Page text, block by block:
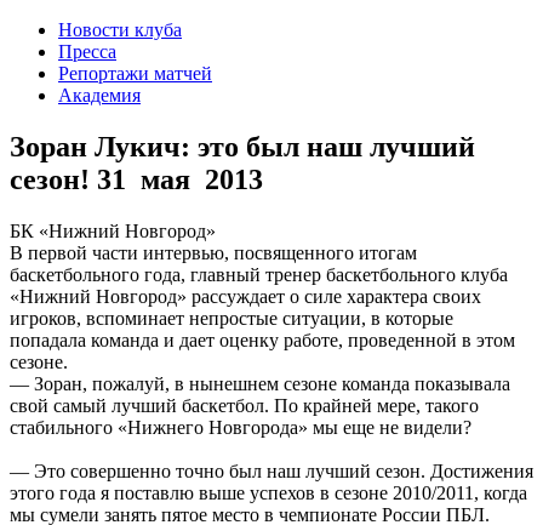
Новости клуба
Пресса
Репортажи матчей
Академия
Зоран Лукич: это был наш лучший
сезон! 31 мая 2013
БК «Нижний Новгород»
В первой части интервью, посвященного итогам
баскетбольного года, главный тренер баскетбольного клуба
«Нижний Новгород» рассуждает о силе характера своих
игроков, вспоминает непростые ситуации, в которые
попадала команда и дает оценку работе, проведенной в этом
сезоне.
— Зоран, пожалуй, в нынешнем сезоне команда показывала
свой самый лучший баскетбол. По крайней мере, такого
стабильного «Нижнего Новгорода» мы еще не видели?
— Это совершенно точно был наш лучший сезон. Достижения
этого года я поставлю выше успехов в сезоне 2010/2011, когда
мы сумели занять пятое место в чемпионате России ПБЛ.